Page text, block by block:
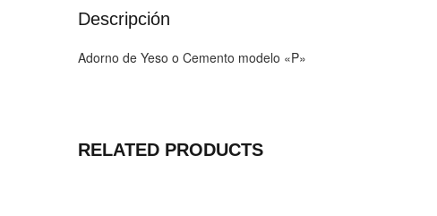
Descripción
Adorno de Yeso o Cemento modelo «P»
RELATED PRODUCTS